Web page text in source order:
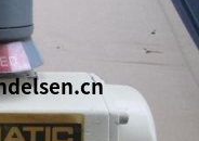
基橡胶